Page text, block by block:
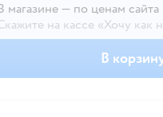
магазине — по ценам сайта
на кассе «Хочу как
магазине — по ценам сайта
В